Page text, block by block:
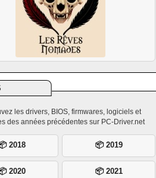
les drivers, BIOS, firmwares, logiciels et
des années précédentes sur PC-Driver.net
2018 📦 2019
2020 📦 2021